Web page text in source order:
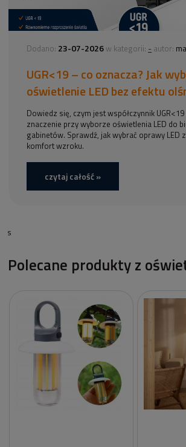
Dodano: 23-07-2026 w kategorii: - autor:
UGR<19 – co oznacza? Jak
oświetlenie LED bez efektu
Dowiedz się, czym jest współczynnik
znaczenie przy wyborze oświetlenia LED do
gabinetów. Sprawdź, jak wybrać oprawy LED
komfort wzroku.
czytaj całość »
s
Polecane produkty z